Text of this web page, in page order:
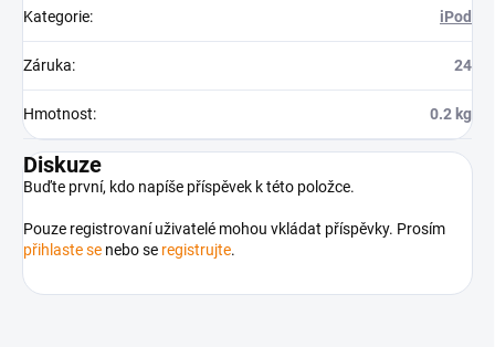
Kategorie: iPod
Záruka: 24
Hmotnost: 0.2 kg
Diskuze
Buďte první, kdo napíše příspěvek k této položce.
Pouze registrovaní uživatelé mohou vkládat příspěvky. Prosím
přihlaste se nebo se registrujte.